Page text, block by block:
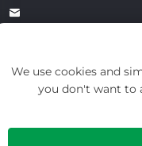
المحدودة. جميع الحقوق
- المدونة
We use cookies and
you don't want to